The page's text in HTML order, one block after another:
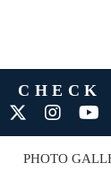
CHECK
PHOTO